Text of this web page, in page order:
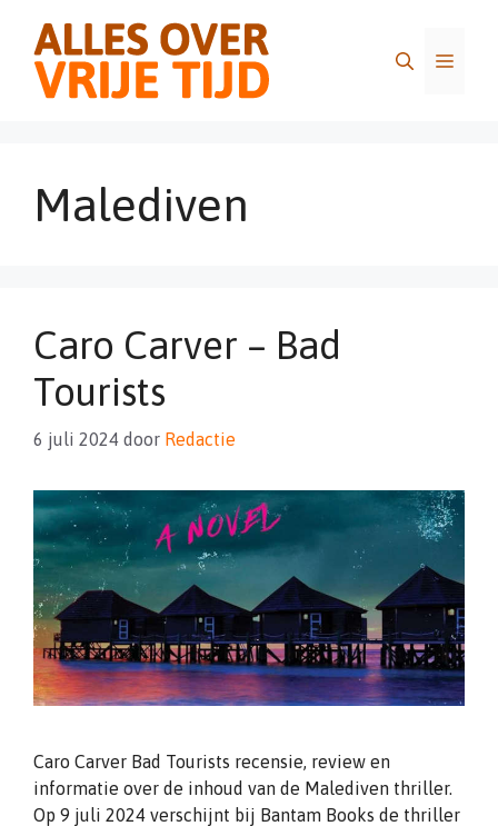
inhoud
Menu
Malediven
Caro Carver – Bad
Tourists
6 juli 2024 door Redactie
Caro Carver Bad Tourists recensie, review en
informatie over de inhoud van de Malediven thriller.
Op 9 juli 2024 verschijnt bij Bantam Books de thriller